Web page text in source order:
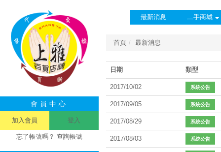
會員中心
加入會員 登入
忘了帳號嗎？ 查詢帳號
最新消息 二手商城
首頁 最新消息
日期 類型
2017/10/02 系統公告
2017/09/05 系統公告
2017/08/29 系統公告
2017/08/03 系統公告